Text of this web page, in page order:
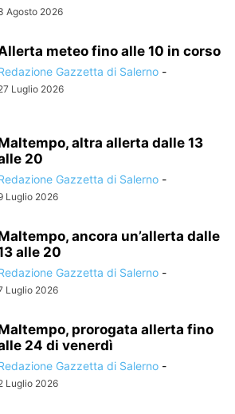
Agosto 2026
meteo fino alle 10 in corso
Gazzetta di Salerno -
Luglio 2026
altra allerta dalle 13
20
Gazzetta di Salerno -
Luglio 2026
ancora un’allerta dalle
alle 20
Gazzetta di Salerno -
Luglio 2026
prorogata allerta fino
24 di venerdì
Gazzetta di Salerno -
Luglio 2026